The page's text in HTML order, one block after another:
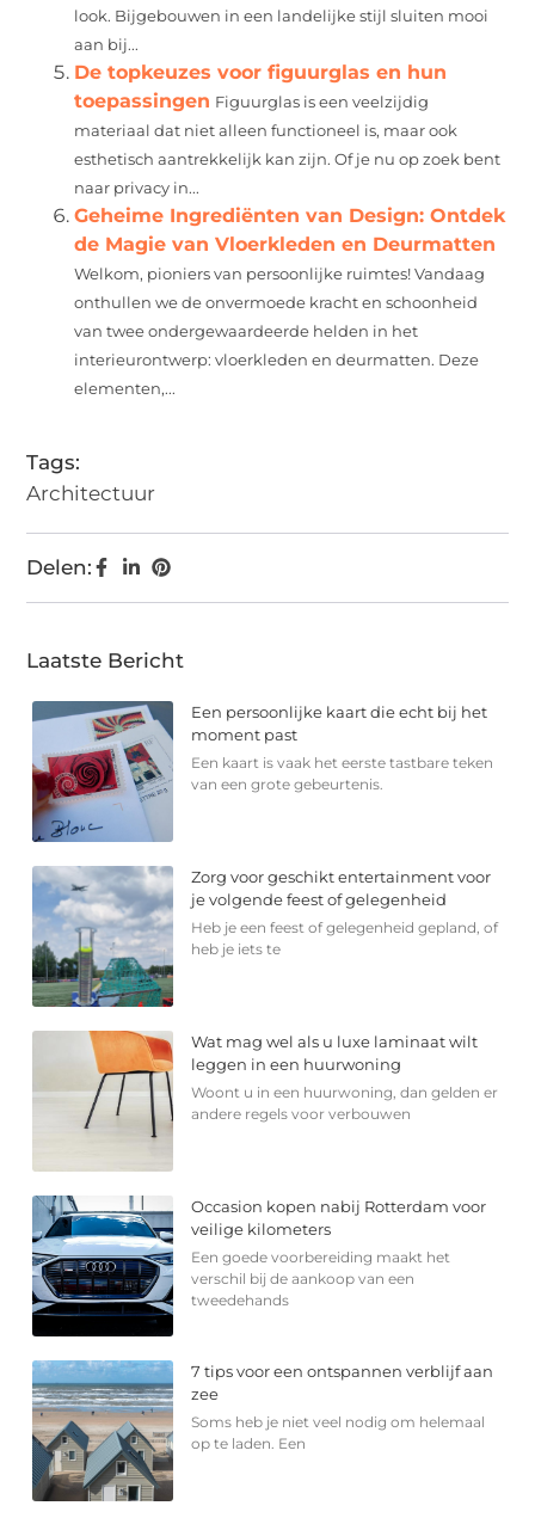
look. Bijgebouwen in een landelijke stijl sluiten mooi
aan bij...
De topkeuzes voor figuurglas en hun
toepassingen Figuurglas is een veelzijdig
materiaal dat niet alleen functioneel is, maar ook
esthetisch aantrekkelijk kan zijn. Of je nu op zoek bent
naar privacy in...
Geheime Ingrediënten van Design: Ontdek
de Magie van Vloerkleden en Deurmatten
Welkom, pioniers van persoonlijke ruimtes! Vandaag
onthullen we de onvermoede kracht en schoonheid
van twee ondergewaardeerde helden in het
interieurontwerp: vloerkleden en deurmatten. Deze
elementen,...
Tags:
Architectuur
Delen:
Laatste Bericht
Een persoonlijke kaart die echt bij het
moment past
Een kaart is vaak het eerste tastbare teken
van een grote gebeurtenis.
Zorg voor geschikt entertainment voor
je volgende feest of gelegenheid
Heb je een feest of gelegenheid gepland, of
heb je iets te
Wat mag wel als u luxe laminaat wilt
leggen in een huurwoning
Woont u in een huurwoning, dan gelden er
andere regels voor verbouwen
Occasion kopen nabij Rotterdam voor
veilige kilometers
Een goede voorbereiding maakt het
verschil bij de aankoop van een
tweedehands
7 tips voor een ontspannen verblijf aan
zee
Soms heb je niet veel nodig om helemaal
op te laden. Een